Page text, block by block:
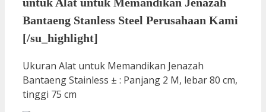
Bantaeng Stanless Steel Perusahaan Kami
[/su_highlight]
Ukuran Alat untuk Memandikan Jenazah
Bantaeng Stainless ± : Panjang 2 M, lebar 80 cm,
tinggi 75 cm